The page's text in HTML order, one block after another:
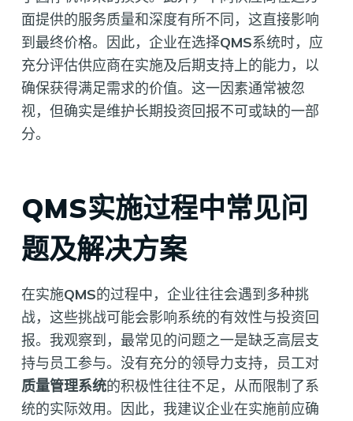
面提供的服务质量和深度有所不同，这直接影响
到最终价格。因此，企业在选择QMS系统时，应
充分评估供应商在实施及后期支持上的能力，以
确保获得满足需求的价值。这一因素通常被忽
视，但确实是维护长期投资回报不可或缺的一部
分。
QMS实施过程中常见问
题及解决方案
在实施QMS的过程中，企业往往会遇到多种挑
战，这些挑战可能会影响系统的有效性与投资回
报。我观察到，最常见的问题之一是缺乏高层支
持与员工参与。没有充分的领导力支持，员工对
质量管理系统的积极性往往不足，从而限制了系
统的实际效用。因此，我建议企业在实施前应确